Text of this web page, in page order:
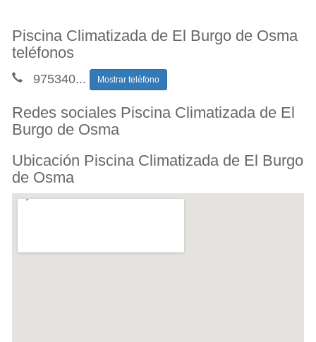
Piscina Climatizada de El Burgo de Osma
teléfonos
975340... Mostrar teléfono
Redes sociales Piscina Climatizada de El
Burgo de Osma
Ubicación Piscina Climatizada de El Burgo
de Osma